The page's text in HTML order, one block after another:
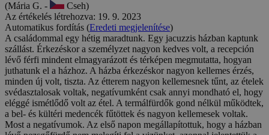
(Mária G. -
Cseh)
Az értékelés létrehozva: 19. 9. 2023
Automatikus fordítás (Eredeti megjelenítése)
A családommal egy hétig maradtunk. Egy jacuzzis házban kaptunk
szállást. Érkezéskor a személyzet nagyon kedves volt, a recepción
lévő férfi mindent elmagyarázott és térképen megmutatta, hogyan
juthatunk el a házhoz. A házba érkezéskor nagyon kellemes érzés,
minden új volt, tiszta. Az étterem nagyon kellemesnek tűnt, az ételek
svédasztalosak voltak, negatívumként csak annyi mondható el, hogy
eléggé ismétlődő volt az étel. A termálfürdők gond nélkül működtek,
a bel- és kültéri medencék fűtöttek és nagyon kellemesek voltak.
Most a negatívumok. Az első napon megállapítottuk, hogy a házban